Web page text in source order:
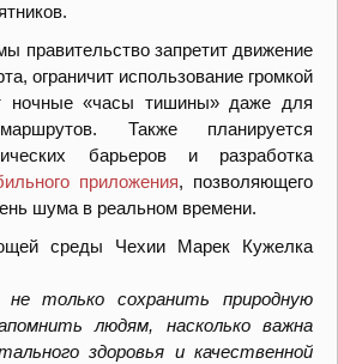
правительство запретит движение
ограничит использование громкой
ночные «часы тишины» даже для
Также планируется
барьеров и разработка
приложения, позволяющего
шума в реальном времени.
среды Чехии Марек Кужелка
только сохранить природную
людям, насколько важна
здоровья и качественной